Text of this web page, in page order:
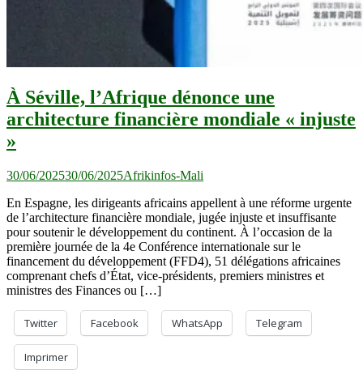
À Séville, l’Afrique dénonce une
architecture financière mondiale « injuste
»
30/06/202530/06/2025Afrikinfos-Mali
En Espagne, les dirigeants africains appellent à une réforme urgente
de l’architecture financière mondiale, jugée injuste et insuffisante
pour soutenir le développement du continent. À l’occasion de la
première journée de la 4e Conférence internationale sur le
financement du développement (FFD4), 51 délégations africaines
comprenant chefs d’État, vice-présidents, premiers ministres et
ministres des Finances ou […]
Twitter Facebook WhatsApp Telegram
Imprimer